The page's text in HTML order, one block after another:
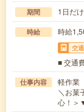
期間 1日だ
時給 時給
交
■ 交通
仕事内容
軽作業
＼お菓
心！＞